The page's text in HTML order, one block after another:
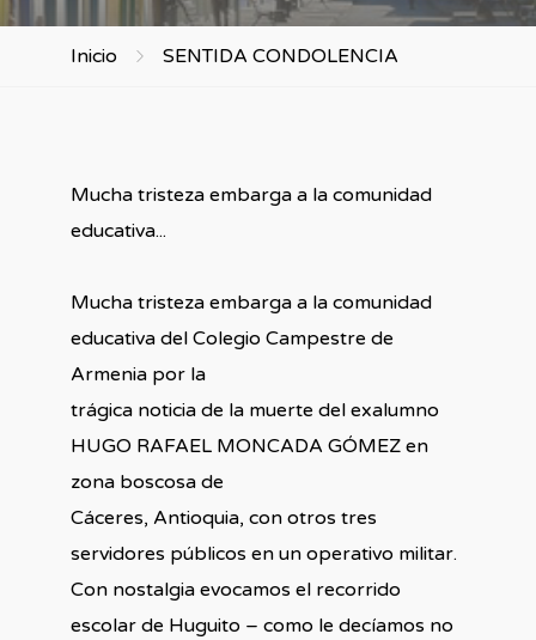
Inicio SENTIDA CONDOLENCIA
Mucha tristeza embarga a la comunidad
educativa...
Mucha tristeza embarga a la comunidad
educativa del Colegio Campestre de
Armenia por la
trágica noticia de la muerte del exalumno
HUGO RAFAEL MONCADA GÓMEZ en
zona boscosa de
Cáceres, Antioquia, con otros tres
servidores públicos en un operativo militar.
Con nostalgia evocamos el recorrido
escolar de Huguito – como le decíamos no